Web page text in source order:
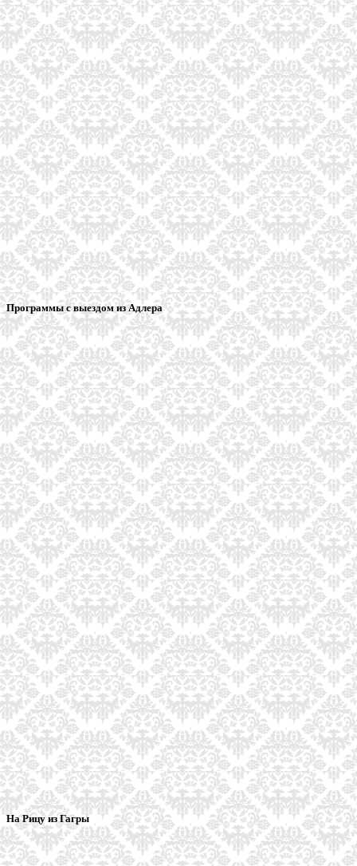
Программы с выездом из Адлера
На Рицу из Гагры